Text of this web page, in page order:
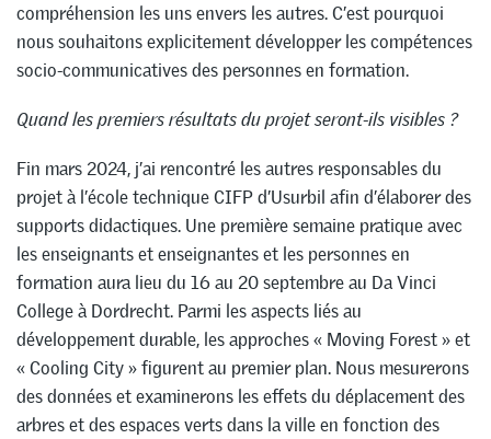
compréhension les uns envers les autres. C’est pourquoi
nous souhaitons explicitement développer les compétences
socio-communicatives des personnes en formation.
Quand les premiers résultats du projet seront-ils visibles ?
Fin mars 2024, j’ai rencontré les autres responsables du
projet à l’école technique CIFP d’Usurbil afin d’élaborer des
supports didactiques. Une première semaine pratique avec
les enseignants et enseignantes et les personnes en
formation aura lieu du 16 au 20 septembre au Da Vinci
College à Dordrecht. Parmi les aspects liés au
développement durable, les approches « Moving Forest » et
« Cooling City » figurent au premier plan. Nous mesurerons
des données et examinerons les effets du déplacement des
arbres et des espaces verts dans la ville en fonction des